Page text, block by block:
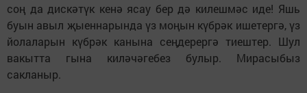
соң да дискәтүк кенә ясау бер дә килешмәс иде! Яшь
буын авыл җыеннарында үз моңын күбрәк ишетергә, үз
йолаларын күбрәк канына сеңдерергә тиештер. Шул
вакытта гына киләчәгебез булыр. Мирасыбыз
сакланыр.